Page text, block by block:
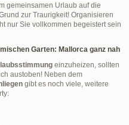
gemeinsamen Urlaub auf die
zur Traurigkeit! Organisieren
nur Sie vollkommen begeistert sein
Garten: Mallorca ganz nah
einzuheizen, sollten
austoben! Neben dem
gibt es noch viele, weitere